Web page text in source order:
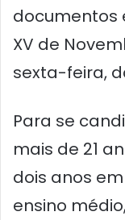
documentos
XV de
sexta-feira,
Para se
mais de 21
dois anos
ensino